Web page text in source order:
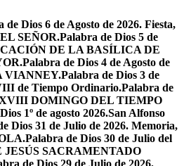
de Dios 6 de Agosto de 2026. Fiesta,
SEÑOR.Palabra de Dios 5 de
DE LA BASÍLICA DE
Palabra de Dios 4 de Agosto de
VIANNEY.Palabra de Dios 3 de
de Tiempo Ordinario.Palabra de
XVIII DOMINGO DEL TIEMPO
1º de agosto 2026.San Alfonso
Dios 31 de Julio de 2026. Memoria,
Palabra de Dios 30 de Julio del
JESÚS SACRAMENTADO
de Dios 29 de Julio de 2026.